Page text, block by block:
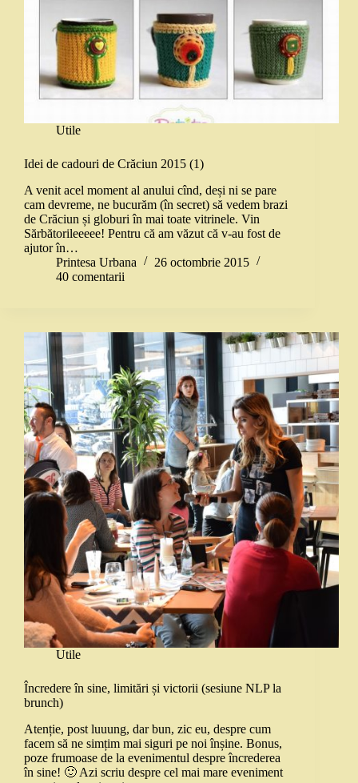
Utile
Idei de cadouri de Crăciun 2015 (1)
A venit acel moment al anului cînd, deși ni se pare
cam devreme, ne bucurăm (în secret) să vedem brazi
de Crăciun și globuri în mai toate vitrinele. Vin
Sărbătorileeeee! Pentru că am văzut că v-au fost de
ajutor în…
Printesa Urbana
26 octombrie 2015
40 comentarii
Utile
Încredere în sine, limitări și victorii (sesiune NLP la
brunch)
Atenție, post luuung, dar bun, zic eu, despre cum
facem să ne simțim mai siguri pe noi înșine. Bonus,
poze frumoase de la evenimentul despre încrederea
în sine! 🙂 Azi scriu despre cel mai mare eveniment